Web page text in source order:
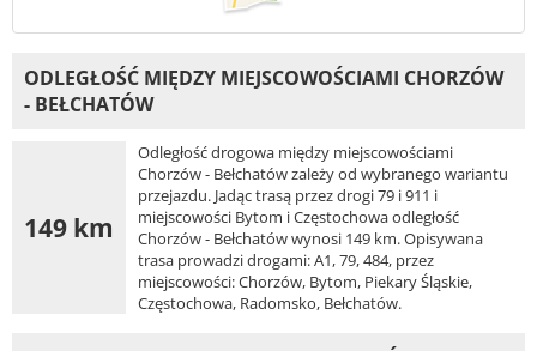
ODLEGŁOŚĆ MIĘDZY MIEJSCOWOŚCIAMI CHORZÓW
- BEŁCHATÓW
149 km
Odległość drogowa między miejscowościami
Chorzów - Bełchatów zależy od wybranego wariantu
przejazdu. Jadąc trasą przez drogi 79 i 911 i
miejscowości Bytom i Częstochowa odległość
Chorzów - Bełchatów wynosi 149 km. Opisywana
trasa prowadzi drogami: A1, 79, 484, przez
miejscowości: Chorzów, Bytom, Piekary Śląskie,
Częstochowa, Radomsko, Bełchatów.